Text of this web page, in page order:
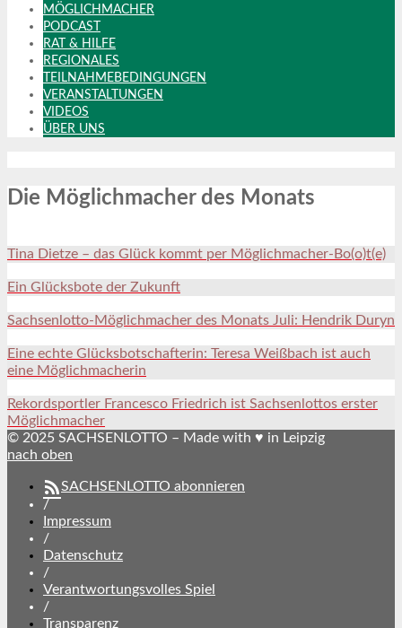
MÖGLICHMACHER
PODCAST
RAT & HILFE
REGIONALES
TEILNAHMEBEDINGUNGEN
VERANSTALTUNGEN
VIDEOS
ÜBER UNS
Die Möglichmacher des Monats
Tina Dietze – das Glück kommt per Möglichmacher-Bo(o)t(e)
Ein Glücksbote der Zukunft
Sachsenlotto-Möglichmacher des Monats Juli: Hendrik Duryn
Eine echte Glücksbotschafterin: Teresa Weißbach ist auch
eine Möglichmacherin
Rekordsportler Francesco Friedrich ist Sachsenlottos erster
Möglichmacher
© 2025 SACHSENLOTTO – Made with ♥ in Leipzig
nach oben
SACHSENLOTTO abonnieren
/
Impressum
/
Datenschutz
/
Verantwortungsvolles Spiel
/
Transparenz